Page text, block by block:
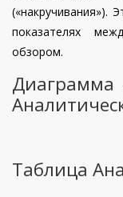
(«накручивания»).
показателях
обзором.
Диаграмма
Таблица